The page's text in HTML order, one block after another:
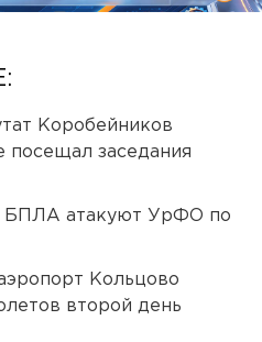
Коробейников
посещал заседания
БПЛА атакуют УрФО по
Кольцово
второй день